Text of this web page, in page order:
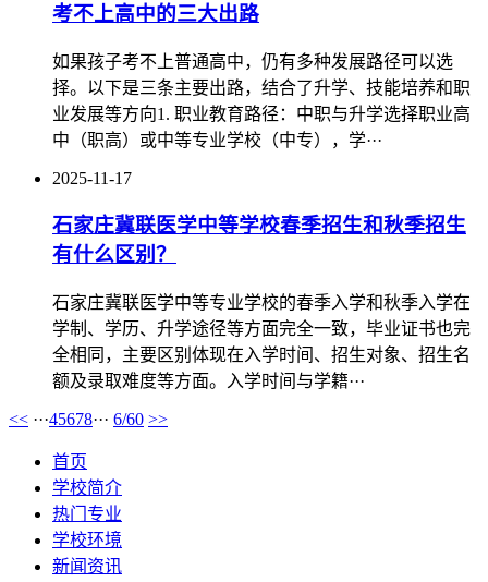
考不上高中的三大出路
如果孩子考不上普通高中，仍有多种发展路径可以选
择。以下是三条主要出路，结合了升学、技能培养和职
业发展等方向‌1. 职业教育路径：中职与升学选择职业高
中（职高）或中等专业学校（中专），学···
2025-11-17
石家庄冀联医学中等学校春季招生和秋季招生
有什么区别？
石家庄冀联医学中等专业学校的春季入学和秋季入学在
学制、学历、升学途径等方面完全一致，毕业证书也完
全相同，主要区别体现在入学时间、招生对象、招生名
额及录取难度等方面‌。入学时间与学籍···
<< ···45678··· 6/60 >>
首页
学校简介
热门专业
学校环境
新闻资讯